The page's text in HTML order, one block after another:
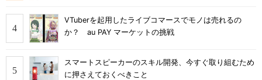
VTuberを起用したライブコマースでモノは売れるの
か？ au PAY マーケットの挑戦
スマートスピーカーのスキル開発、今すぐ取り組むため
に押さえておくべきこと